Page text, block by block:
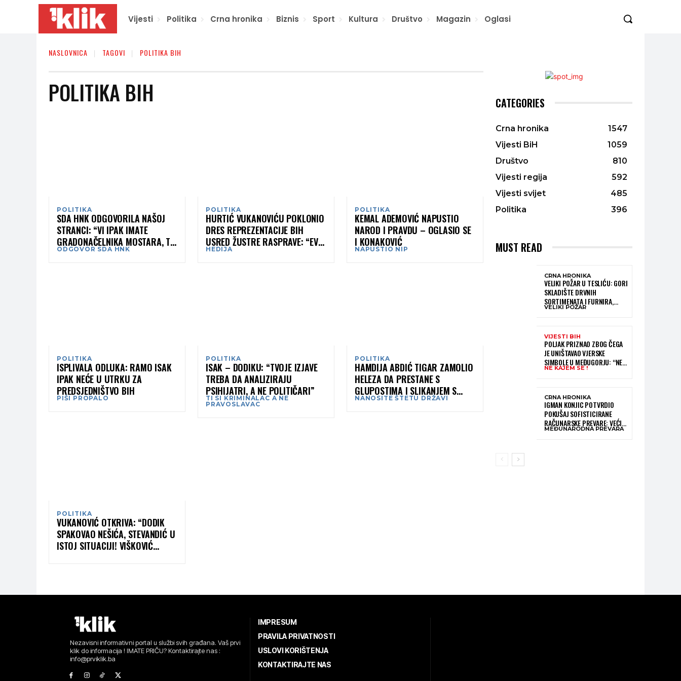
Vijesti Politika Crna hronika Biznis Sport Kultura Društvo Magazin Oglasi
NASLOVNICA TAGOVI POLITIKA BIH
POLITIKA BIH
POLITIKA
SDA HNK ODGOVORILA NAŠOJ
STRANCI: “VI IPAK IMATE
GRADONAČELNIKA MOSTARA, TO
JE VAŠ IZBOR!”
ODGOVOR SDA HNK
POLITIKA
HURTIĆ VUKANOVIĆU POKLONIO
DRES REPREZENTACIJE BIH
USRED ŽUSTRE RASPRAVE: “EVO
TI HEDIJA!”
HEDIJA
POLITIKA
KEMAL ADEMOVIĆ NAPUSTIO
NAROD I PRAVDU – OGLASIO SE
I KONAKOVIĆ
NAPUSTIO NIP
POLITIKA
ISPLIVALA ODLUKA: RAMO ISAK
IPAK NEĆE U UTRKU ZA
PREDSJEDNIŠTVO BIH
PIŠI PROPALO
POLITIKA
ISAK – DODIKU: “TVOJE IZJAVE
TREBA DA ANALIZIRAJU
PSIHIJATRI, A NE POLITIČARI”
TI SI KRIMINALAC A NE
PRAVOSLAVAC
POLITIKA
HAMDIJA ABDIĆ TIGAR ZAMOLIO
HELEZA DA PRESTANE S
GLUPOSTIMA I SLIKANJEM S
NEKAKVIM PUŠKAMA
NANOSITE ŠTETU DRŽAVI
POLITIKA
VUKANOVIĆ OTKRIVA: “DODIK
SPAKOVAO NEŠIĆA, STEVANDIĆ U
ISTOJ SITUACIJI! VIŠKOVIĆ
CATEGORIES
Crna hronika
1547
Vijesti BiH
1059
Društvo
810
Vijesti regija
592
Vijesti svijet
485
Politika
396
MUST READ
CRNA HRONIKA
VELIKI POŽAR U TESLIĆU: GORI
SKLADIŠTE DRVNIH
SORTIMENATA I FURNIRA,
VATROGASCIMA STIŽE POMOĆ
VELIKI POŽAR
VIJESTI BIH
POLJAK PRIZNAO ZBOG ČEGA
JE UNIŠTAVAO VJERSKE
SIMBOLE U MEĐUGORJU: “NE
KAJEM SE I PONOVIO BIH SVE”
NE KAJEM SE !
CRNA HRONIKA
IGMAN KONJIC POTVRDIO
POKUŠAJ SOFISTICIRANE
RAČUNARSKE PREVARE: VEĆI
DIO NOVCA BLOKIRAN,
MEĐUNARODNA PREVARA
Nezavisni informativni portal u službi svih građana. Vaš prvi
klik do informacija ! IMATE PRIČU? Kontaktirajte nas :
info@prviklik.ba
IMPRESUM
PRAVILA PRIVATNOSTI
USLOVI KORIŠTENJA
KONTAKTIRAJTE NAS